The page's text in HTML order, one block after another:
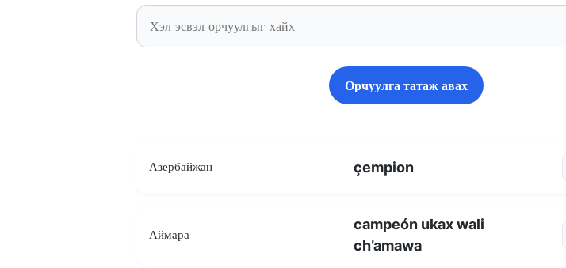
Орчуулга татаж авах
Азербайжан çempion
Аймара
campeón ukax wali
ch’amawa